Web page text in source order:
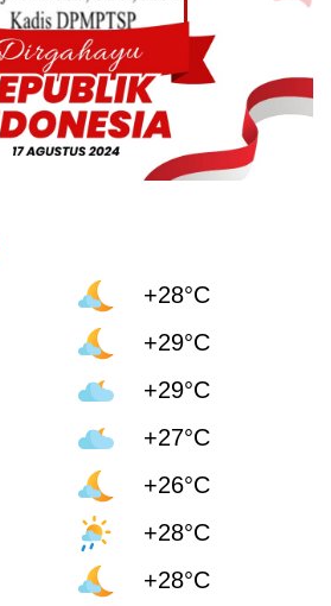
+28°C
+29°C
+29°C
+27°C
+26°C
+28°C
+28°C